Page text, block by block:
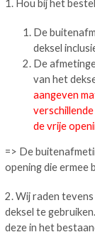
1. Hou bij het
De
deksel
De
van het
aangeven
de vrije
=> De
opening die ermee
2. Wij raden
deksel te
deze in het